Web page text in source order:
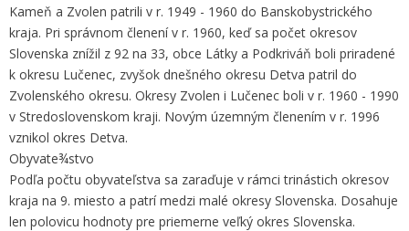
Kameň a Zvolen patrili v r. 1949 - 1960 do Banskobystrického
kraja. Pri správnom členení v r. 1960, keď sa počet okresov
Slovenska znížil z 92 na 33, obce Látky a Podkriváň boli priradené
k okresu Lučenec, zvyšok dnešného okresu Detva patril do
Zvolenského okresu. Okresy Zvolen i Lučenec boli v r. 1960 - 1990
v Stredoslovenskom kraji. Novým územným členením v r. 1996
vznikol okres Detva.
Obyvate¾stvo
Podľa počtu obyvateľstva sa zaraďuje v rámci trinástich okresov
kraja na 9. miesto a patrí medzi malé okresy Slovenska. Dosahuje
len polovicu hodnoty pre priemerne veľký okres Slovenska.